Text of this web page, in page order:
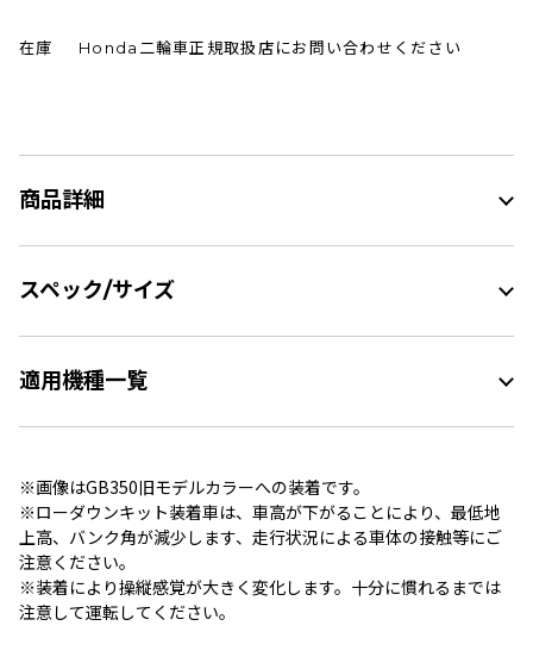
在庫 Honda二輪車正規取扱店にお問い合わせください
商品詳細
スペック/サイズ
適用機種一覧
※画像はGB350旧モデルカラーへの装着です。
※ローダウンキット装着車は、車高が下がることにより、最低地
上高、バンク角が減少します、走行状況による車体の接触等にご
注意ください。
※装着により操縦感覚が大きく変化します。十分に慣れるまでは
注意して運転してください。